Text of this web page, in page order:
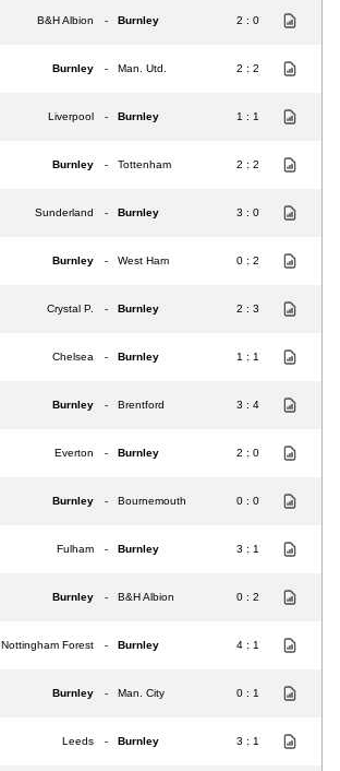
B&H Albion - Burnley 2 : 0
Burnley - Man. Utd. 2 : 2
Liverpool - Burnley 1 : 1
Burnley - Tottenham 2 : 2
Sunderland - Burnley 3 : 0
Burnley - West Ham 0 : 2
Crystal P. - Burnley 2 : 3
Chelsea - Burnley 1 : 1
Burnley - Brentford 3 : 4
Everton - Burnley 2 : 0
Burnley - Bournemouth 0 : 0
Fulham - Burnley 3 : 1
Burnley - B&H Albion 0 : 2
Nottingham Forest - Burnley 4 : 1
Burnley - Man. City 0 : 1
Leeds - Burnley 3 : 1